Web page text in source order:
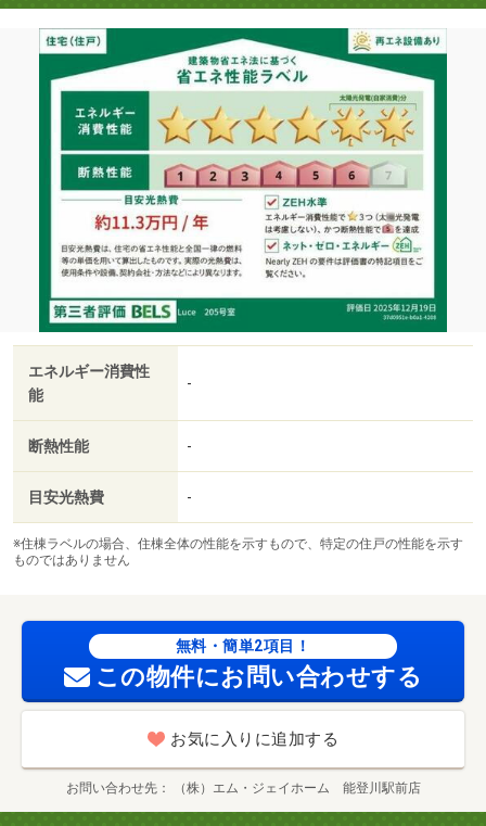
エネルギー消費性
能
-
断熱性能 -
目安光熱費 -
※住棟ラベルの場合、住棟全体の性能を示すもので、特定の住戸の性能を示す
ものではありません
無料・簡単2項目！
この物件にお問い合わせする
お気に入りに追加する
お問い合わせ先 （株）エム・ジェイホーム 能登川駅前店